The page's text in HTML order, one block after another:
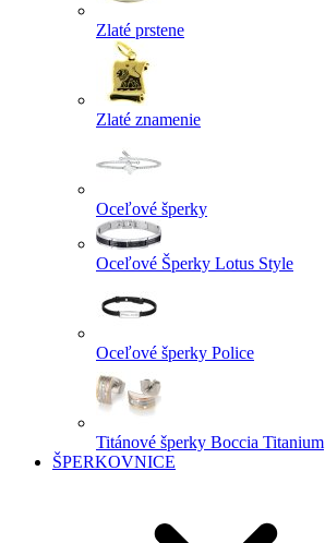
Zlaté prstene
Zlaté znamenie
Oceľové šperky
Oceľové Šperky Lotus Style
Oceľové šperky Police
Titánové šperky Boccia Titanium
ŠPERKOVNICE